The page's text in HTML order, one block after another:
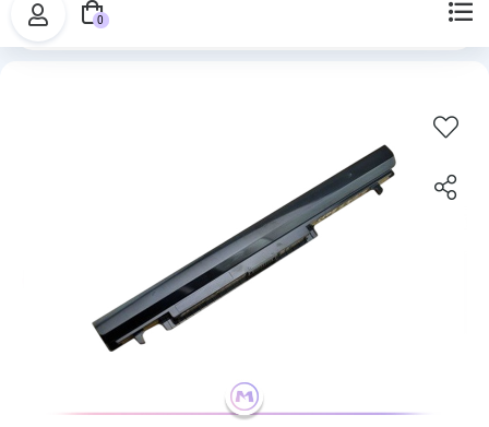
خانه باتری لپ تاپ ایسوس ASUS A46 ، K46 ، K56 (A41-K56)
0